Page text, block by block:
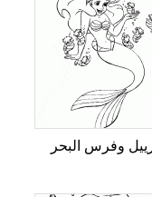
وفرس البحر